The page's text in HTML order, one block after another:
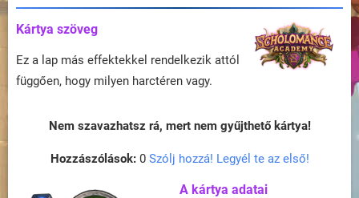
Kártya szöveg
Ez a lap más effektekkel rendelkezik attól
függően, hogy milyen harctéren vagy.
Nem szavazhatsz rá, mert nem gyűjthető kártya!
Hozzászólások:0 Szólj hozzá! Legyél te az első!
A kártya adatai